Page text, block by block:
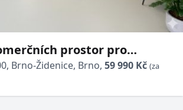
prostor pro
- 145 m² - Brno -
Brno-Židenice, Brno, 59 990 Kč (za